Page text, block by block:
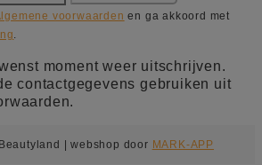
voorwaarden en ga akkoord met
.
moment weer uitschrijven.
contactgegevens gebruiken uit
| webshop door MARK-APP